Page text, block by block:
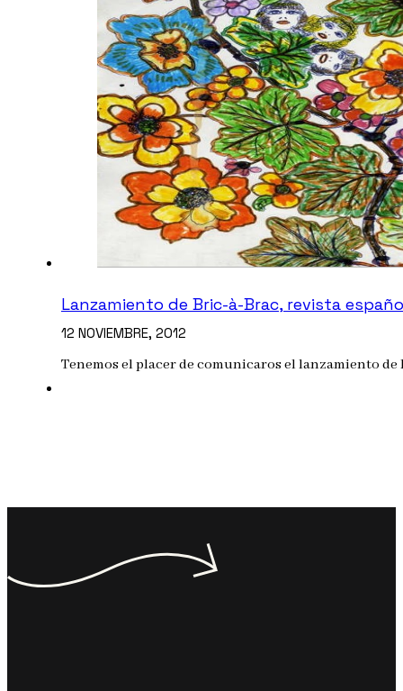
Lanzamiento de Bric-à-Brac, revista
12 NOVIEMBRE, 2012
Tenemos el placer de comunicaros el lanzamiento